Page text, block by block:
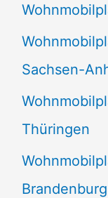
Sachsen-
Thüringen
Brandenburg